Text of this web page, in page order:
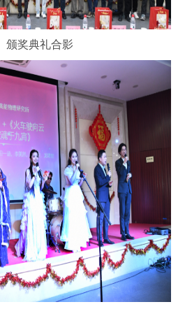
颁奖典礼合影